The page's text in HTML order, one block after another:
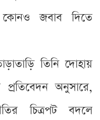
কোনও জবাব দিতে
তিনি দোহায়
অনুসারে,
চিত্রপট বদলে